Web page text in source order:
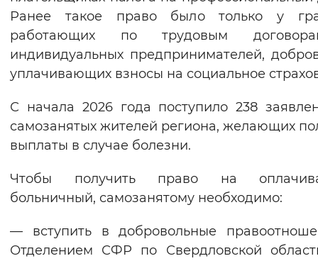
Синий фон
Изображения
Включены Выключены
Звуковой ассистент
Воспроизвести Остановить
Вернуть стандартные настройки
Ранее такое право было только у
работающих по трудовым
индивидуальных предпринимателей,
уплачивающих взносы на социальное
С начала 2026 года поступило 238
самозанятых жителей региона, желающих
выплаты в случае болезни.
Чтобы получить право на
больничный, самозанятому необходимо:
— вступить в добровольные
Отделением СФР по Свердловской